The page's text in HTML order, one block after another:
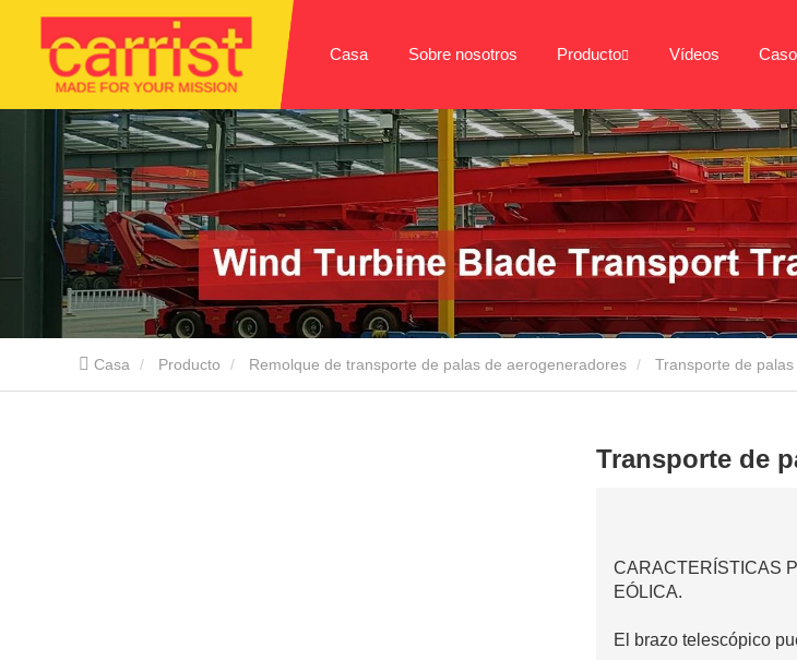
Casa Sobre nosotros Producto Vídeos Caso
Casa Producto Remolque de transporte de palas de aerogeneradores Transporte de
Transporte de
CARACTERÍSTICAS
EÓLICA.
El brazo telescópico